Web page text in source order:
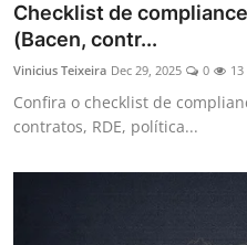
Checklist de
(Bacen, contr...
Vinicius Teixeira Dec 29, 2025 0 13
Confira o checklist de
contratos, RDE, política...